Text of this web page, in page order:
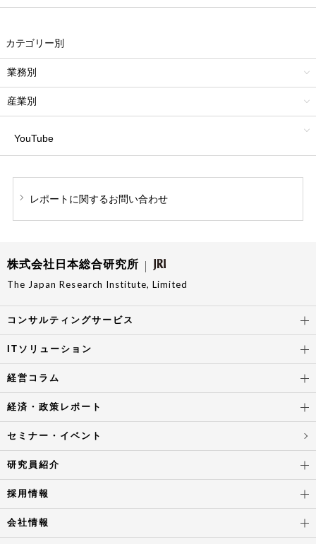
カテゴリー別
業務別
産業別
YouTube
レポートに関するお問い合わせ
株式会社日本総合研究所
The Japan Research Institute, Limited
コンサルティングサービス
ITソリューション
経営コラム
経済・政策レポート
セミナー・イベント
研究員紹介
採用情報
会社情報